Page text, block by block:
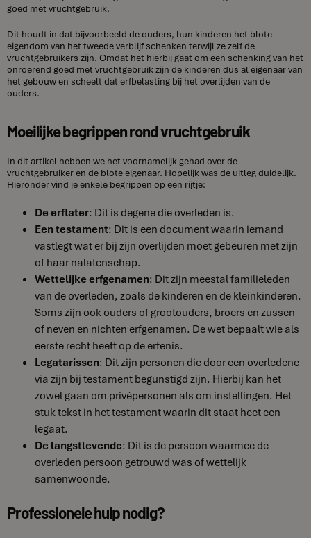
goed met vruchtgebruik.
Dit houdt in dat bijvoorbeeld de ouders, hun kinderen het blote
eigendom van het tweede verblijf schenken terwijl ze zelf de
vruchtgebruikers zijn. Omdat het hierbij gaat om een schenking van het
onroerend goed met vruchtgebruik zijn de kinderen dus al eigenaar van
het gebouw en scheelt dat erfbelasting bij het overlijden van de
ouders.
Moeilijke begrippen rond vruchtgebruik
In dit artikel hebben we het voornamelijk gehad over de
vruchtgebruiker en de blote eigenaar. Hopelijk was de uitleg duidelijk.
Hieronder vind je enkele begrippen op een rijtje:
De erflater: Dit is degene die overleden is.
Een testament: Dit is een document waarin iemand
vastlegt wat er bij zijn overlijden moet gebeuren met zijn
of haar nalatenschap.
Wettelijke erfgenamen: Dit zijn meestal familieleden
van de overleden, zoals de kinderen en de kleinkinderen.
Soms zijn ook ouders of grootouders, broers en zussen
of neven en nichten erfgenamen. De wet bepaalt wie als
eerste recht heeft op de erfenis.
Legatarissen: Dit zijn personen die door een overledene
via zijn bij testament begunstigd zijn. Hierbij kan het
zowel gaan om privépersonen als om instellingen. Het
stuk tekst in het testament waarin dit staat heet een
legaat.
De langstlevende: Dit is de persoon waarmee de
overleden persoon getrouwd was of wettelijk
samenwoonde.
Professionele hulp nodig?